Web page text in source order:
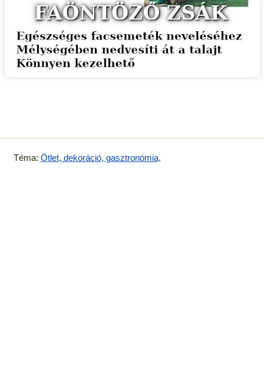
Téma: Ötlet, dekoráció, gasztronómia,